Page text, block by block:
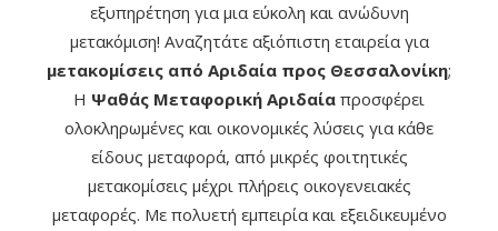
εξυπηρέτηση για μια εύκολη και ανώδυνη
μετακόμιση! Αναζητάτε αξιόπιστη εταιρεία για
μετακομίσεις από Αριδαία προς Θεσσαλονίκη;
Η Ψαθάς Μεταφορική Αριδαία προσφέρει
ολοκληρωμένες και οικονομικές λύσεις για κάθε
είδους μεταφορά, από μικρές φοιτητικές
μετακομίσεις μέχρι πλήρεις οικογενειακές
μεταφορές. Με πολυετή εμπειρία και εξειδικευμένο